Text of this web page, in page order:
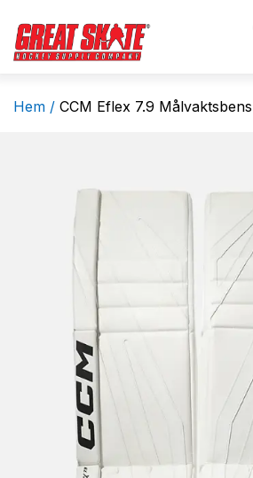
Hem / CCM Eflex 7.9